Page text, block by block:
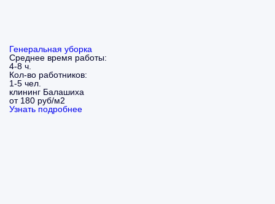
Генеральная уборка
Среднее время работы:
4-8 ч.
Кол-во работников:
1-5 чел.
клининг Балашиха
от 180 руб/м2
Узнать подробнее